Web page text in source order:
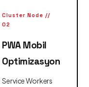
Cluster Node //
02
PWA Mobil
Optimizasyon
Service Workers